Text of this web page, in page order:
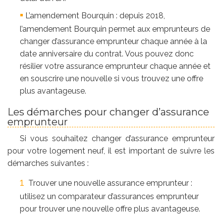
L’amendement Bourquin : depuis 2018,
l’amendement Bourquin permet aux emprunteurs de
changer d’assurance emprunteur chaque année à la
date anniversaire du contrat. Vous pouvez donc
résilier votre assurance emprunteur chaque année et
en souscrire une nouvelle si vous trouvez une offre
plus avantageuse.
Les démarches pour changer d’assurance
emprunteur
Si vous souhaitez changer d’assurance emprunteur
pour votre logement neuf, il est important de suivre les
démarches suivantes :
Trouver une nouvelle assurance emprunteur :
utilisez un comparateur d’assurances emprunteur
pour trouver une nouvelle offre plus avantageuse.